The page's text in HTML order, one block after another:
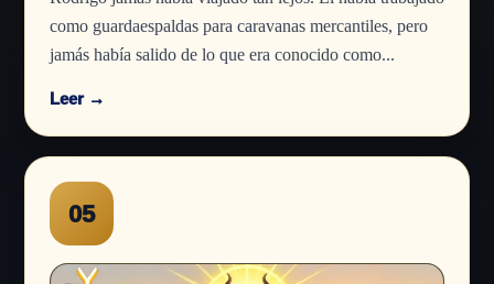
como guardaespaldas para caravanas mercantiles, pero
jamás había salido de lo que era conocido como...
Leer →
05